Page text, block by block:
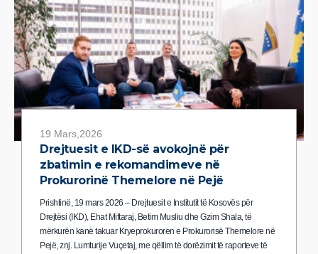
19 Mars,2026
Drejtuesit e IKD-së avokojnë për
zbatimin e rekomandimeve në
Prokurorinë Themelore në Pejë
Prishtinë, 19 mars 2026 – Drejtuesit e Institutit të Kosovës për
Drejtësi (IKD), Ehat Miftaraj, Betim Musliu dhe Gzim Shala, të
mërkurën kanë takuar Kryeprokuroren e Prokurorisë Themelore në
Pejë, znj. Lumturije Vuçetaj, me qëllim të dorëzimit të raporteve të